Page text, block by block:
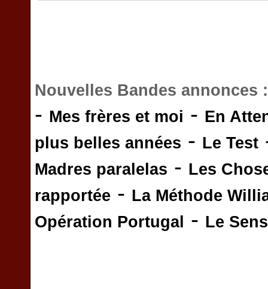
Nouvelles Bandes annonces
- Mes frères et moi - En
plus belles années - Le Test
Madres paralelas - Les
rapportée - La Méthode
Opération Portugal
- Le